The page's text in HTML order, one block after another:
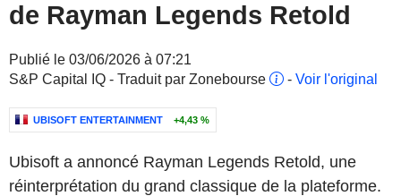
de Rayman Legends Retold
Publié le 03/06/2026 à 07:21
S&P Capital IQ - Traduit par Zonebourse
- Voir l'original
UBISOFT ENTERTAINMENT +4,43 %
Ubisoft a annoncé Rayman Legends Retold, une
réinterprétation du grand classique de la plateforme.